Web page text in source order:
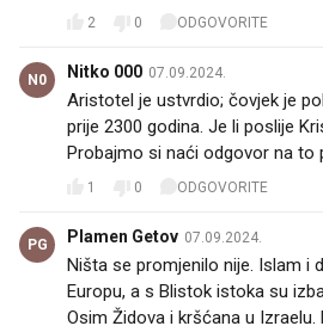
2 0 ODGOVORITE
N0 Nitko 000 07.09.2024.
Aristotel je ustvrdio; čovjek je
prije 2300 godina. Je li poslije
Probajmo si naći odgovor na to
1 0 ODGOVORITE
PG Plamen Getov 07.09.2024.
Ništa se promjenilo nije. Islam i
Europu, a s Blistok istoka su
Osim Židova i kršćana u Izraelu.